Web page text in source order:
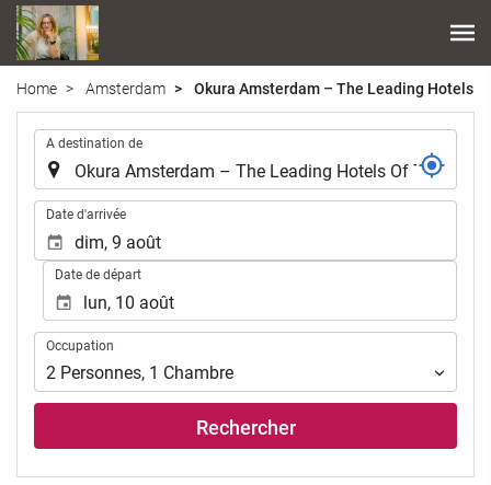
Home Amsterdam Okura Amsterdam – The Leading Hotels
A destination de
Date d'arrivée
Date de départ
Occupation
Occupation
2 Personnes, 1 Chambre
Rechercher